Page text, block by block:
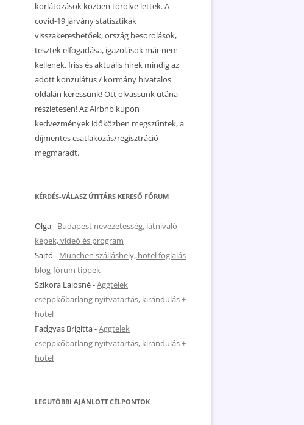
korlátozások közben törölve lettek. A
covid-19 járvány statisztikák
visszakereshetőek, ország besorolások,
tesztek elfogadása, igazolások már nem
kellenek, friss és aktuális hírek mindig az
adott konzulátus / kormány hivatalos
oldalán keressünk! Ott olvassunk utána
részletesen! Az Airbnb kupon
kedvezmények időközben megszűntek, a
díjmentes csatlakozás/regisztráció
megmaradt.
KÉRDÉS-VÁLASZ ÚTITÁRS KERESŐ FÓRUM
Olga- Budapest nevezetesség, látnivaló
képek, videó és program
Sajtó - München szálláshely, hotel foglalás
blog-fórum tippek
Szikora Lajosné-Aggtelek
cseppkőbarlang nyitvatartás, kirándulás +
hotel
Fadgyas Brigitta-Aggtelek
cseppkőbarlang nyitvatartás, kirándulás +
hotel
LEGUTÓBBI AJÁNLOTT CÉLPONTOK